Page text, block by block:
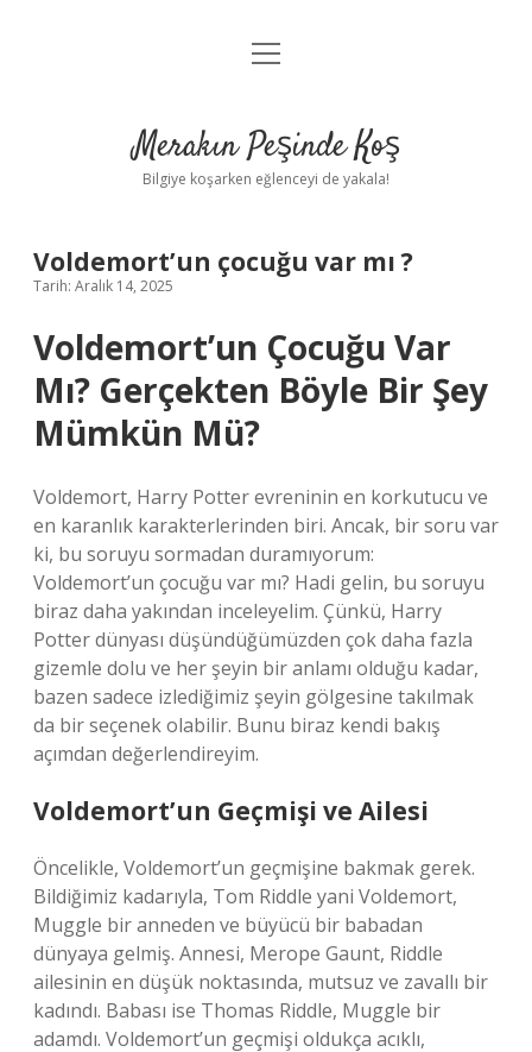
Anasayfa
Yasal Uyarı
menüyü
Merakın Peşinde Koş
Bilgiye koşarken eğlenceyi de yakala!
Voldemort’un çocuğu var mı ?
Tarih: Aralık 14, 2025
Voldemort’un Çocuğu Var
Mı? Gerçekten Böyle Bir Şey
Mümkün Mü?
Voldemort, Harry Potter evreninin en korkutucu ve
en karanlık karakterlerinden biri. Ancak, bir soru var
ki, bu soruyu sormadan duramıyorum:
Voldemort’un çocuğu var mı? Hadi gelin, bu soruyu
biraz daha yakından inceleyelim. Çünkü, Harry
Potter dünyası düşündüğümüzden çok daha fazla
gizemle dolu ve her şeyin bir anlamı olduğu kadar,
bazen sadece izlediğimiz şeyin gölgesine takılmak
da bir seçenek olabilir. Bunu biraz kendi bakış
açımdan değerlendireyim.
Voldemort’un Geçmişi ve Ailesi
Öncelikle, Voldemort’un geçmişine bakmak gerek.
Bildiğimiz kadarıyla, Tom Riddle yani Voldemort,
Muggle bir anneden ve büyücü bir babadan
dünyaya gelmiş. Annesi, Merope Gaunt, Riddle
ailesinin en düşük noktasında, mutsuz ve zavallı bir
kadındı. Babası ise Thomas Riddle, Muggle bir
adamdı. Voldemort’un geçmişi oldukça acıklı,